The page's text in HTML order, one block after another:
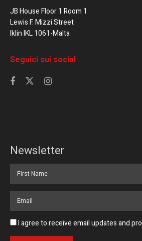
JB House Floor 1 Room 1
Lewis F. Mizzi Street
Iklin IKL 1061-Malta
Seguici sui social
Newsletter
I agree to receive email updates and